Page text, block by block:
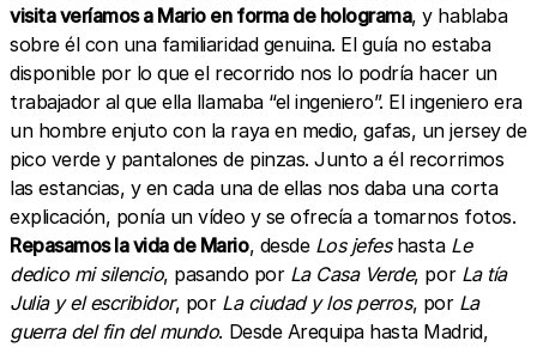
visita veríamos a Mario en forma de holograma, y hablaba
sobre él con una familiaridad genuina. El guía no estaba
disponible por lo que el recorrido nos lo podría hacer un
trabajador al que ella llamaba “el ingeniero”. El ingeniero era
un hombre enjuto con la raya en medio, gafas, un jersey de
pico verde y pantalones de pinzas. Junto a él recorrimos
las estancias, y en cada una de ellas nos daba una corta
explicación, ponía un vídeo y se ofrecía a tomarnos fotos.
Repasamos la vida de Mario, desde Los jefeshasta Le
dedico mi silencio, pasando por La Casa Verde, por La tía
Julia y el escribidor, por La ciudad y los perros, por La
guerra del fin del mundo. Desde Arequipa hasta Madrid,